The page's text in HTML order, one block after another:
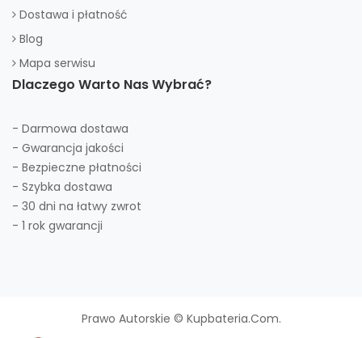
Dostawa i płatność
Blog
Mapa serwisu
Dlaczego Warto Nas Wybrać?
- Darmowa dostawa
- Gwarancja jakości
- Bezpieczne płatności
- Szybka dostawa
- 30 dni na łatwy zwrot
- 1 rok gwarancji
Prawo Autorskie © Kupbateria.com.